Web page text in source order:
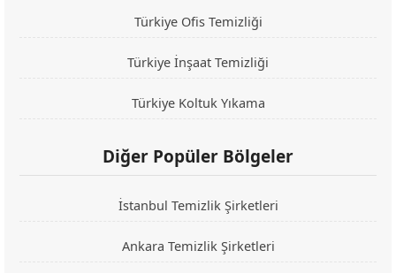
Türkiye Ofis Temizliği
Türkiye İnşaat Temizliği
Türkiye Koltuk Yıkama
Diğer Popüler Bölgeler
İstanbul Temizlik Şirketleri
Ankara Temizlik Şirketleri